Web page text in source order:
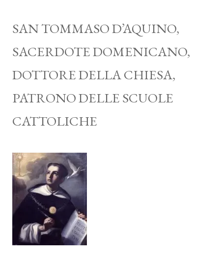
SAN TOMMASO D’AQUINO,
SACERDOTE DOMENICANO,
DOTTORE DELLA CHIESA,
PATRONO DELLE SCUOLE
CATTOLICHE